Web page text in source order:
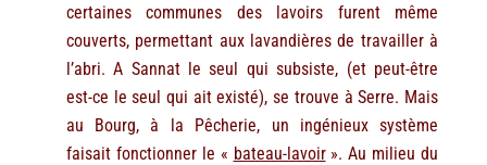
certaines communes des lavoirs furent même
couverts, permettant aux lavandières de travailler à
l’abri. A Sannat le seul qui subsiste, (et peut-être
est-ce le seul qui ait existé), se trouve à Serre. Mais
au Bourg, à la Pêcherie, un ingénieux système
faisait fonctionner le « bateau-lavoir». Au milieu du